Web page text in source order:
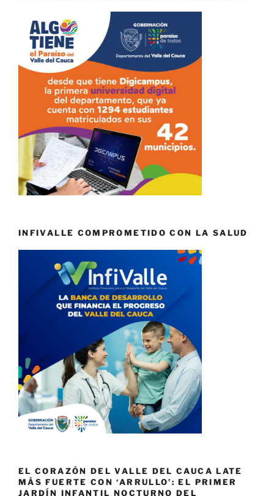
INFIVALLE COMPROMETIDO CON LA SALUD
EL CORAZÓN DEL VALLE DEL CAUCA LATE
MÁS FUERTE CON ‘ARRULLO’: EL PRIMER
JARDÍN INFANTIL NOCTURNO DEL